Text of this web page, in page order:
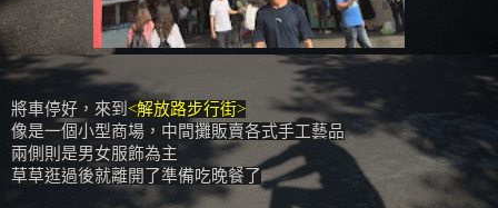
將車停好，來到 <解放路步行街>
像是一個小型商場，中間攤販賣各式手工藝品
兩側則是男女服飾為主
草草逛過後就離開了準備吃晚餐了